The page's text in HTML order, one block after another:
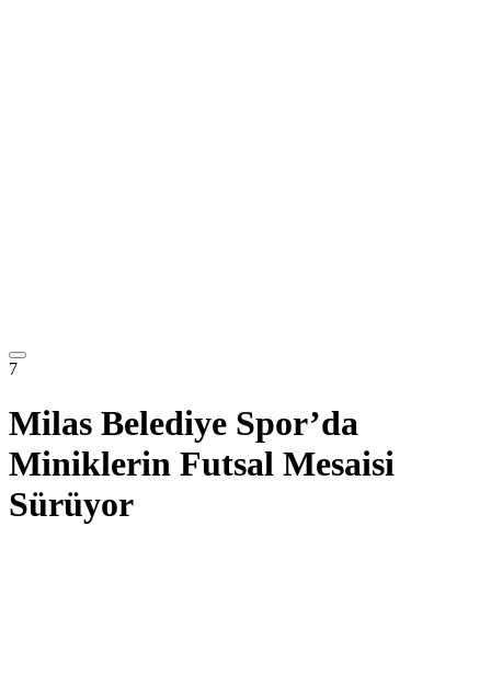
7
Milas Belediye Spor’da
Miniklerin Futsal Mesaisi
Sürüyor